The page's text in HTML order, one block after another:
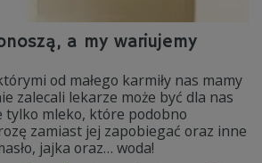
a my wariujemy
od małego karmiły nas mamy
zalecali lekarze może być dla nas
tylko mleko, które podobno
zamiast jej zapobiegać oraz inne
jajka oraz… woda!